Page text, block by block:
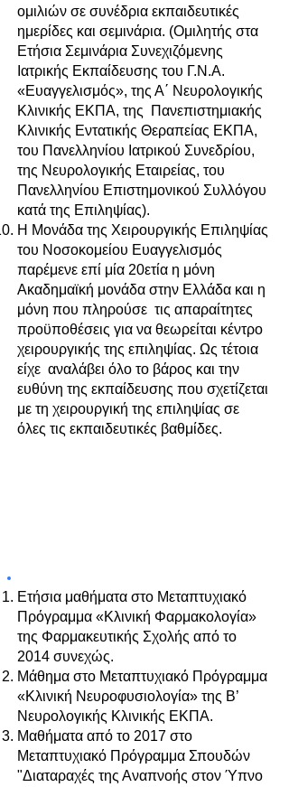
ομιλιών σε συνέδρια εκπαιδευτικές
ημερίδες και σεμινάρια. (Ομιλητής στα
Ετήσια Σεμινάρια Συνεχιζόμενης
Ιατρικής Εκπαίδευσης του Γ.Ν.Α.
«Ευαγγελισμός», της Α΄ Νευρολογικής
Κλινικής ΕΚΠΑ, της Πανεπιστημιακής
Κλινικής Εντατικής Θεραπείας ΕΚΠΑ,
του Πανελληνίου Ιατρικού Συνεδρίου,
της Νευρολογικής Εταιρείας, του
Πανελληνίου Επιστημονικού Συλλόγου
κατά της Επιληψίας).
Η Μονάδα της Χειρουργικής Επιληψίας
του Νοσοκομείου Ευαγγελισμός
παρέμενε επί μία 20ετία η μόνη
Ακαδημαϊκή μονάδα στην Ελλάδα και η
μόνη που πληρούσε τις απαραίτητες
προϋποθέσεις για να θεωρείται κέντρο
χειρουργικής της επιληψίας. Ως τέτοια
είχε αναλάβει όλο το βάρος και την
ευθύνη της εκπαίδευσης που σχετίζεται
με τη χειρουργική της επιληψίας σε
όλες τις εκπαιδευτικές βαθμίδες.
Ετήσια μαθήματα στο Μεταπτυχιακό
Πρόγραμμα «Κλινική Φαρμακολογία»
της Φαρμακευτικής Σχολής από το
2014 συνεχώς.
Μάθημα στο Μεταπτυχιακό Πρόγραμμα
«Κλινική Νευροφυσιολογία» της Β’
Νευρολογικής Κλινικής ΕΚΠΑ.
Μαθήματα από το 2017 στο
Μεταπτυχιακό Πρόγραμμα Σπουδών
"Διαταραχές της Αναπνοής στον Ύπνο